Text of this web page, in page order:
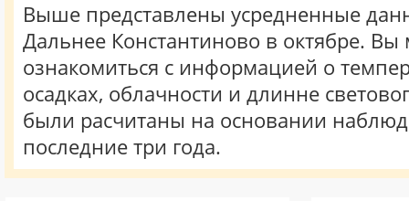
Выше представлены усредненные
Дальнее Константиново в октябре. Вы
ознакомиться с информацией о
осадках, облачности и длинне
были расчитаны на основании
последние три года.